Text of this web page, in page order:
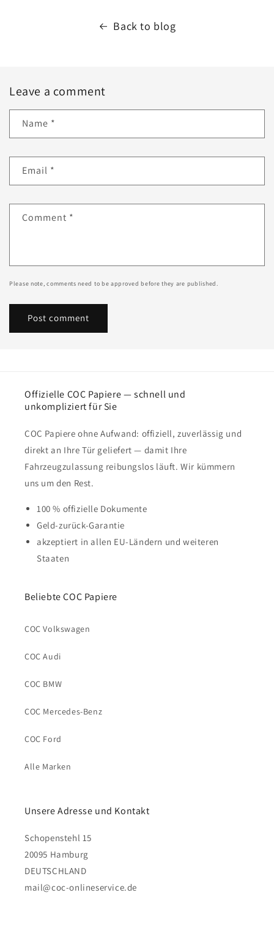
Back to blog
Leave a comment
Name *
Email *
Comment *
Please note, comments need to be approved before they are published.
Offizielle COC Papiere — schnell und
unkompliziert für Sie
COC Papiere ohne Aufwand: offiziell, zuverlässig und
direkt an Ihre Tür geliefert — damit Ihre
Fahrzeugzulassung reibungslos läuft. Wir kümmern
uns um den Rest.
100 % offizielle Dokumente
Geld-zurück-Garantie
akzeptiert in allen EU-Ländern und weiteren
Staaten
Beliebte COC Papiere
COC Volkswagen
COC Audi
COC BMW
COC Mercedes-Benz
COC Ford
Alle Marken
Unsere Adresse und Kontakt
Schopenstehl 15
20095 Hamburg
DEUTSCHLAND
mail@coc-onlineservice.de